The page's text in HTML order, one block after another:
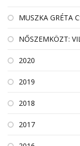
MUSZKA GRÉTA
NŐSZEMKÖZT:
2020
2019
2018
2017